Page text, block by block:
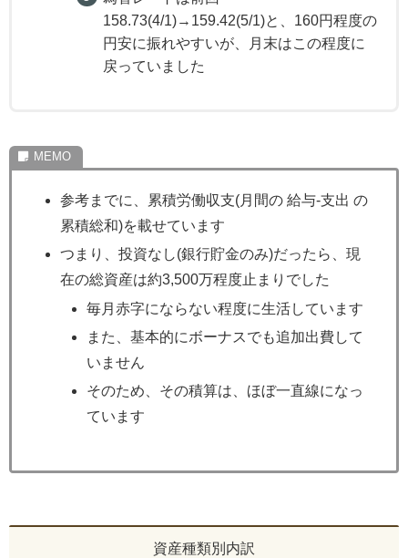
158.73(4/1)→159.42(5/1)と、160円程度の
円安に振れやすいが、月末はこの程度に
戻っていました
参考までに、累積労働収支(月間の 給与-支出 の
累積総和)を載せています
つまり、投資なし(銀行貯金のみ)だったら、現
在の総資産は約3,500万程度止まりでした
毎月赤字にならない程度に生活しています
また、基本的にボーナスでも追加出費して
いません
そのため、その積算は、ほぼ一直線になっ
ています
資産種類別内訳